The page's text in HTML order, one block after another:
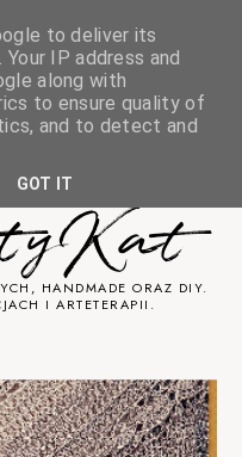
HANDMADE ORAZ DIY.
I ARTETERAPII.
to deliver its
IP address and
along with
to ensure quality of
and to detect and
GOT IT